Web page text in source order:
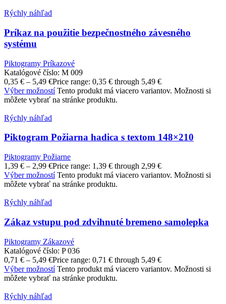
Rýchly náhľad
Príkaz na použitie bezpečnostného závesného
systému
Piktogramy Príkazové
Katalógové číslo: M 009
0,35 € – 5,49 €Price range: 0,35 € through 5,49 €
Výber možností Tento produkt má viacero variantov. Možnosti si
môžete vybrať na stránke produktu.
Rýchly náhľad
Piktogram Požiarna hadica s textom 148×210
Piktogramy Požiarne
1,39 € – 2,99 €Price range: 1,39 € through 2,99 €
Výber možností Tento produkt má viacero variantov. Možnosti si
môžete vybrať na stránke produktu.
Rýchly náhľad
Zákaz vstupu pod zdvihnuté bremeno samolepka
Piktogramy Zákazové
Katalógové číslo: P 036
0,71 € – 5,49 €Price range: 0,71 € through 5,49 €
Výber možností Tento produkt má viacero variantov. Možnosti si
môžete vybrať na stránke produktu.
Rýchly náhľad